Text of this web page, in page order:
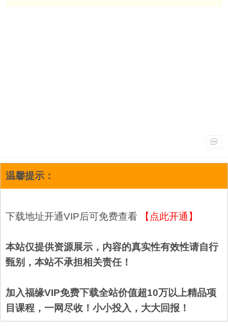
温馨提示：
下载地址开通VIP后可免费查看 【点此开通】
本站仅提供资源展示，内容的真实性有效性请自行
甄别，本站不承担相关责任！
加入福缘VIP免费下载全站价值超10万以上精品项
目课程，一网尽收！小小投入，大大回报！